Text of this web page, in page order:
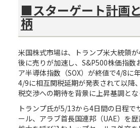
■スターゲート計画
柄
米国株式市場は、トランプ米大統領
後に売りが加速し、S&P500株価指数
ア半導体指数（SOX）が終値で4/8に
4/9に相互関税延期が発表されて以降
税交渉への期待を背景に上昇基調とな
トランプ氏が5/13から4日間の日程で
ール、アラブ首長国連邦（UAE）を